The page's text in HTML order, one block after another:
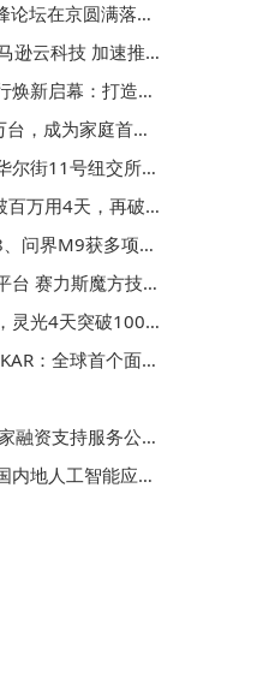
，共话数智时代财务新未来
速推动香港电子支付创新
：打造服务"样板间"
首选的“第二生活空间”
纽交所总部成功举办
4天，再破百万仅2天
奖，实力定义"新豪华"标杆
平台2.0于广州国际车展发布
4天突破100万下载
族办公室的AI原生商业银行
为沙特阿拉伯王国一流的独立贷款服务商
激增 财会人才需求加速转型